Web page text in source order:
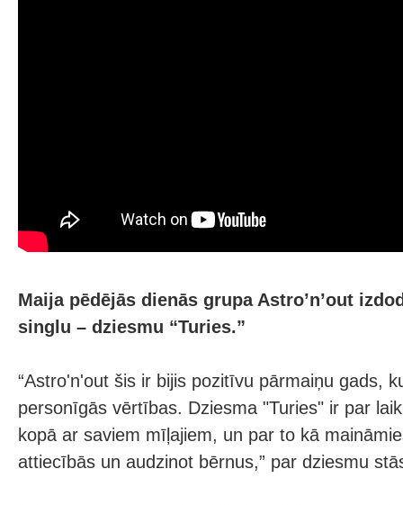
Maija pēdējās dienās grupa Astro’n’out
singlu – dziesmu “Turies.”
“Astro'n'out šis ir bijis pozitīvu pārmaiņu gads,
personīgās vērtības. Dziesma "Turies" ir par
kopā ar saviem mīļajiem, un par to kā
attiecībās un audzinot bērnus,” par dziesmu